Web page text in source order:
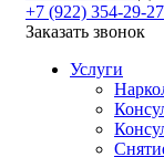
+7 (922) 354-29-27
Заказать звонок
Услуги